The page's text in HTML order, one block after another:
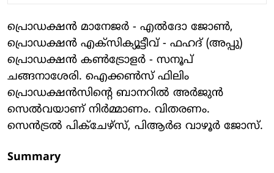
പ്രൊഡക്ഷൻ മാനേജർ - എൽദോ ജോൺ,
പ്രൊഡക്ഷൻ എക്സിക്യൂട്ടീവ് - ഫഹദ് (അപ്പു)
പ്രൊഡക്ഷൻ കൺട്രോളർ - സനൂപ്
ചങ്ങനാശേരി. ഐക്കൺസ് ഫിലിം
പ്രൊഡക്ഷൻസിന്റെ ബാനറിൽ അർജുൻ
സെൽവയാണ് നിർമ്മാണം. വിതരണം.
സെൻട്രൽ പിക്ചേഴ്സ്, പിആർഒ വാഴൂർ ജോസ്.
Summary